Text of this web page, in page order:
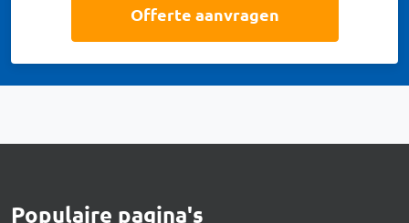
Offerte aanvragen
Populaire pagina's